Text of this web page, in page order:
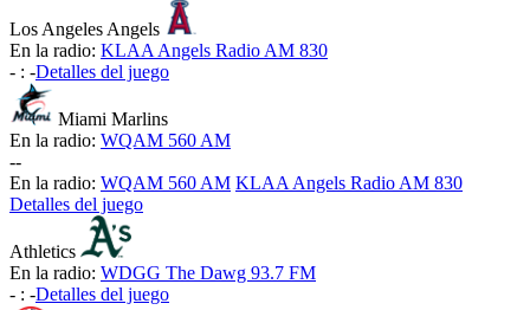
Los Angeles Angels
En la radio: KLAA Angels Radio AM 830
- : -Detalles del juego
Miami Marlins
En la radio: WQAM 560 AM
--
En la radio: WQAM 560 AM KLAA Angels Radio AM 830
Detalles del juego
Athletics
En la radio: WDGG The Dawg 93.7 FM
- : -Detalles del juego